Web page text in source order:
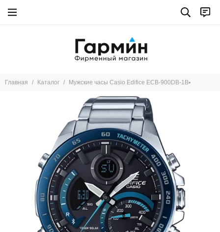
Главная Каталог Мужские часы Casio Edifice ECB-900DB-1B▪